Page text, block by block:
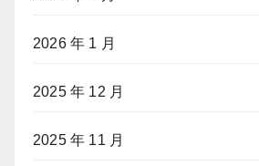
2026 年 1 月
2025 年 12 月
2025 年 11 月